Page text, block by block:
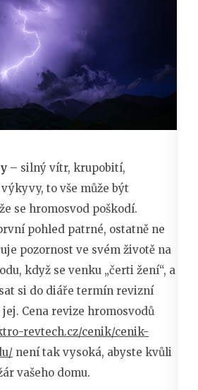
– silný vítr, krupobití,
to vše může být
se hromosvod poškodí.
pohled patrné, ostatně ne
pozornost ve svém životě na
když se venku „čerti žení“, a
si do diáře termín revizní
Cena revize hromosvodů
revtech.cz/cenik/cenik-
není tak vysoká, abyste kvůli
vašeho domu.